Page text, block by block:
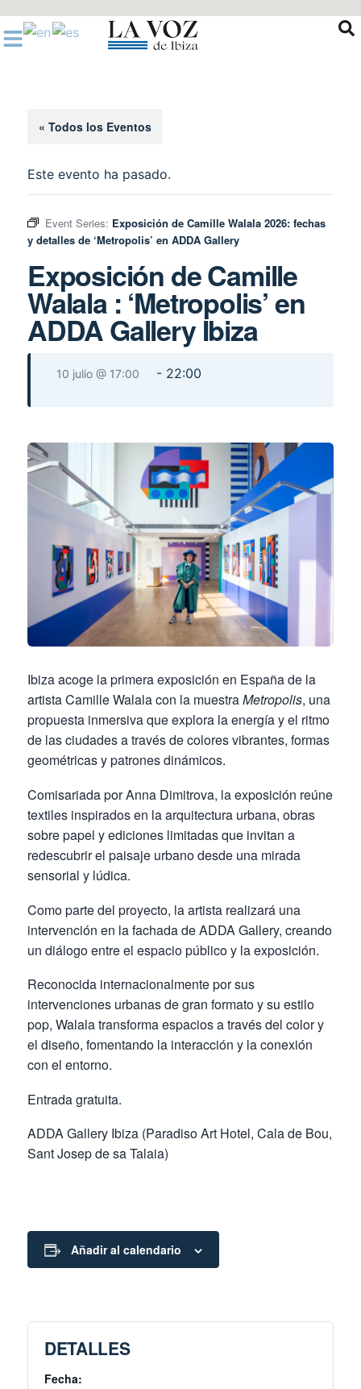
al
contenido
« Todos los Eventos
Este evento ha pasado.
Event Series: Exposición de Camille Walala 2026: fechas
y detalles de ‘Metropolis’ en ADDA Gallery
Exposición de Camille
Walala : ‘Metropolis’ en
ADDA Gallery Ibiza
10 julio @ 17:00 - 22:00
Ibiza acoge la primera exposición en España de la
artista Camille Walala con la muestraMetropolis, una
propuesta inmersiva que explora la energía y el ritmo
de las ciudades a través de colores vibrantes, formas
geométricas y patrones dinámicos.
Comisariada por Anna Dimitrova, la exposición reúne
textiles inspirados en la arquitectura urbana, obras
sobre papel y ediciones limitadas que invitan a
redescubrir el paisaje urbano desde una mirada
sensorial y lúdica.
Como parte del proyecto, la artista realizará una
intervención en la fachada de ADDA Gallery, creando
un diálogo entre el espacio público y la exposición.
Reconocida internacionalmente por sus
intervenciones urbanas de gran formato y su estilo
pop, Walala transforma espacios a través del color y
el diseño, fomentando la interacción y la conexión
con el entorno.
Entrada gratuita.
ADDA Gallery Ibiza (Paradiso Art Hotel, Cala de Bou,
Sant Josep de sa Talaia)
Añadir al calendario
DETALLES
Fecha: